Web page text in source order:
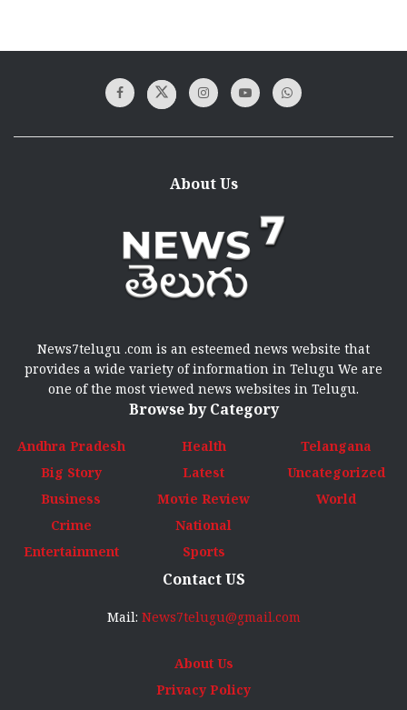
About Us
News7telugu .com is an esteemed news website that
provides a wide variety of information in Telugu We are
one of the most viewed news websites in Telugu.
Browse by Category
Andhra Pradesh
Big Story
Business
Crime
Entertainment
Health
Latest
Movie Review
National
Sports
Telangana
Uncategorized
World
Contact US
Mail: News7telugu@gmail.com
About Us
Privacy Policy